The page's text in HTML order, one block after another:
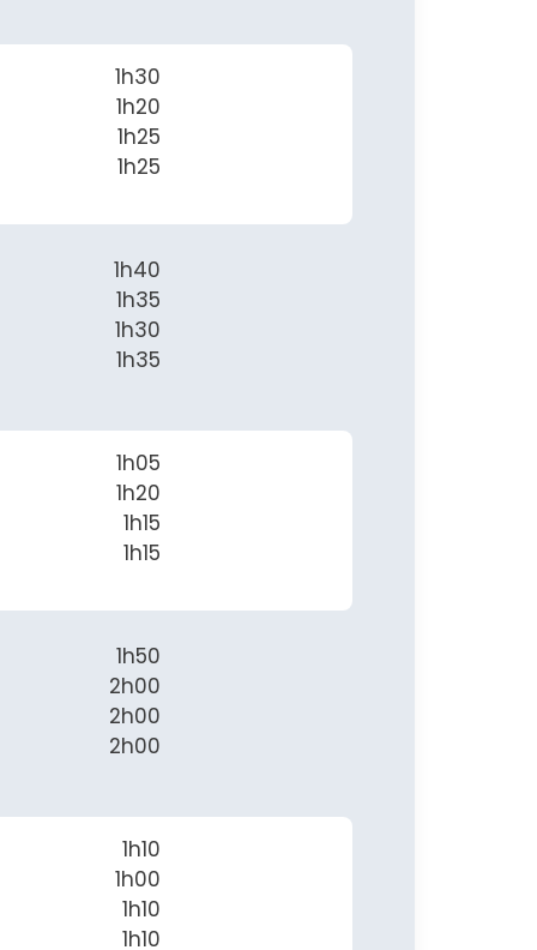
1h30
1h20
1h25
1h25
1h40
1h35
1h30
1h35
1h05
1h20
1h15
1h15
1h50
2h00
2h00
2h00
1h10
1h00
1h10
1h10